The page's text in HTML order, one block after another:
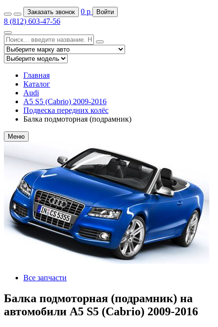
Заказать звонок 0 р Войти
8 (812) 603-47-56
Главная
Каталог
Audi
A5 S5 (Cabrio) 2009-2016
Подвеска передних колёс
Балка подмоторная (подрамник)
Меню
Все запчасти
Балка подмоторная (подрамник) на
автомобили A5 S5 (Cabrio) 2009-2016